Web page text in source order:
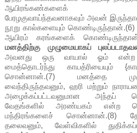
ஆயிரங்கண்களைக்
பேரழகுவாய்ந்தவனாகவும் அவன்
நூறு கால்களையும் கொண்டிருந்தான்.(6)
ஆயிரம் கரங்களைக்
மனத்திற்கு முழுமையாகப்
அவனது ஒரு வாயால் ஓம் என்ற
மைத்தொடர்ந்து காயத்ரியையும்
சொன்னான்.(7) மனத்தை
வைந்திருந்தவனும், ஹரி மற்றும்
அழைக்கப்பட்டவனுமான அந்தப்
வேதங்களில் அரண்யகம் என்ற
மந்திரங்களைச் சொன்னான்.(8)
தலைவனும், வேள்விகளில்